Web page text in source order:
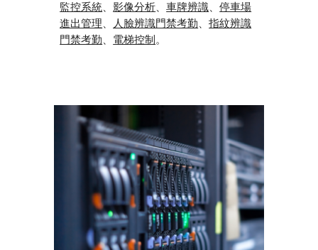
監控系統 、影像分析 、車牌辨識 、停車場
進出管理
人臉辨識門禁考勤 、指紋辨識
門禁考勤
電梯控制 。